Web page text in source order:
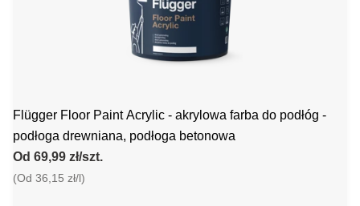
Flügger Floor Paint Acrylic - akrylowa farba do podłóg -
podłoga drewniana, podłoga betonowa
Od 69,99 zł/szt.
(Od 36,15 zł/l)